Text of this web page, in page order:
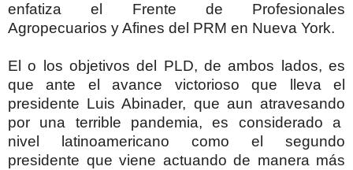
enfatiza el Frente de Profesionales
Agropecuarios y Afines del PRM en Nueva York.
El o los objetivos del PLD, de ambos lados, es
que ante el avance victorioso que lleva el
presidente Luis Abinader, que aun atravesando
por una terrible pandemia, es considerado a
nivel latinoamericano como el segundo
presidente que viene actuando de manera más